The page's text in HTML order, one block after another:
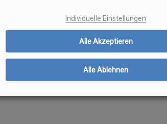
Individuelle Einstellungen
Alle Akzeptieren
Alle Ablehnen